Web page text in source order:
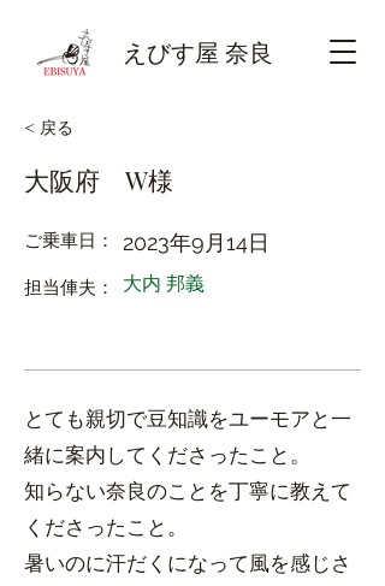
えびす屋 奈良
< 戻る
大阪府 W様
ご乗車日： 2023年9月14日
大内 邦義
​担当俥夫：
とても親切で豆知識をユーモアと一
緒に案内してくださったこと。
知らない奈良のことを丁寧に教えて
くださったこと。
暑いのに汗だくになって風を感じさ